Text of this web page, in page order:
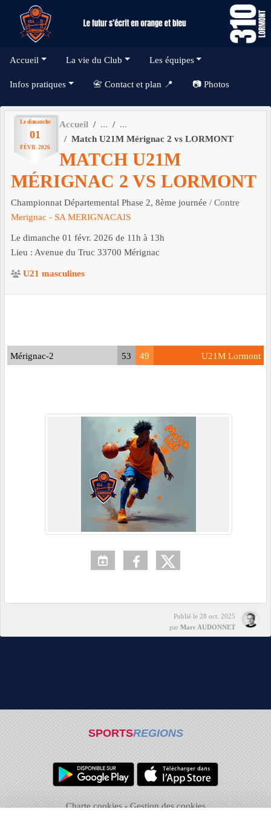
Accueil La vie du Club Les équipes
Infos pratiques 📇 Contact et plan 📍 📷 Photos
Le dimanche
01
FÉVR. 2026
Accueil
Match U21M Mérignac 2 vs LORMONT
MATCH U21M
MÉRIGNAC 2 VS LORMONT
Championnat Départemental Phase 2, 8ème journée / Contre
Merignac - SA MERIGNACAIS
Le dimanche 01 févr. 2026 de 11h à 13h
Lieu : Avenue du Truc 33700 Mérignac
U21 masculines
Mérignac-2 53 49 U21M Lormont
Publié le 28 oct. 2025
par Marc AUDONNET
SPORTSREGIONS
Charte cookies Gestion des cookies
Panneau de gestion des cookies